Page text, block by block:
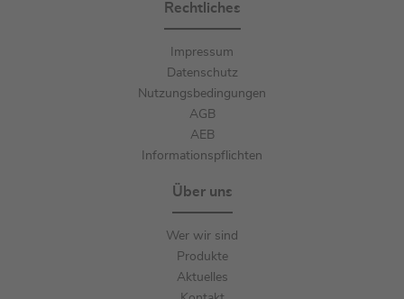
Rechtliches
Impressum
Datenschutz
Nutzungsbedingungen
AGB
AEB
Informationspflichten
Über uns
Wer wir sind
Produkte
Aktuelles